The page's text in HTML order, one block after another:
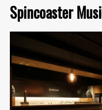
Spincoaster